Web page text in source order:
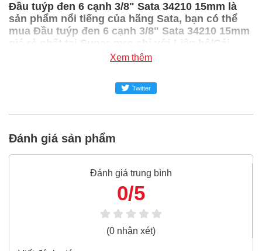
Đầu tuýp đen 6 cạnh 3/8" Sata 34210 15mm là
sản phẩm nổi tiếng của hãng Sata, bạn có thể
mua Đầu tuýp đen 6 cạnh 3/8" Sata 34210 15mm
giá rẻ nhất tại Super-mro chỉ với Liên hệ/Cái
SUPER-MRO.COM cam kết:
Đầu tuýp đen 6 cạnh 3/8" Sata 34210 15mm
chính hãng
Bao 1 đổi 1 trong 24 giờ
Nếu bạn cần thêm thông tin của
3/8" Sata 34210 15mmxin vui lòng liên hệ hotline -
hoặc zalo -0868.603.068
Xem thêm
Twitter
Đánh giá sản phẩm
Đánh giá trung bình
0/5
(0 nhận xét)